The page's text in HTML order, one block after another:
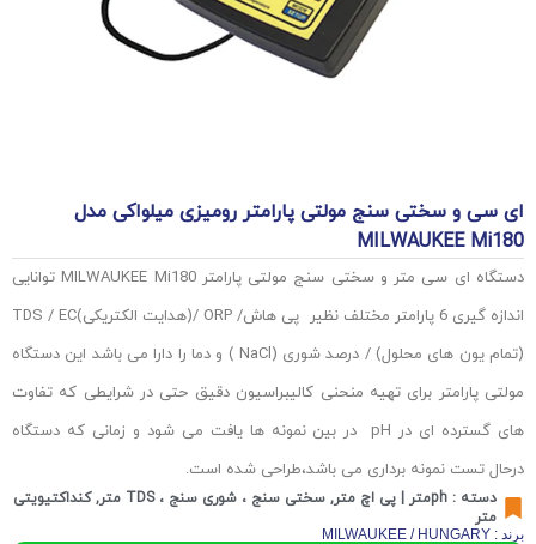
ای سی و سختی سنج مولتی پارامتر رومیزی میلواکی مدل
MILWAUKEE Mi180
دستگاه ای سی متر و سختی سنج مولتی پارامتر MILWAUKEE Mi180 توانایی
اندازه گیری 6 پارامتر مختلف نظیر
/
ORP /(هدایت الکتریکی)EC
/
TDS
(تمام یون های محلول) / درصد شوری (NaCl ) و دما را دارا می باشد این دستگاه
مولتی پارامتر برای تهیه منحنی کالیبراسیون دقیق حتی در شرایطی که تفاوت
های گسترده ای در pH در بین نمونه ها یافت می شود و زمانی که دستگاه
درحال تست نمونه برداری می باشد،طراحی شده است.
دسته : phمتر | پی اچ متر , سختی سنج ، شوری سنج ، TDS متر ,کنداکتیویتی
متر
برند : MILWAUKEE / HUNGARY